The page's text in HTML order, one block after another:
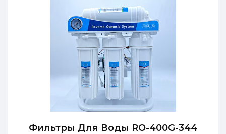
Фильтры Для Воды RO-400G-344